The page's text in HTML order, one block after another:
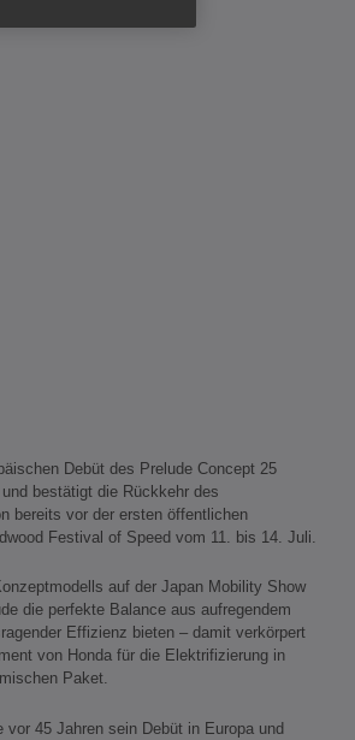
Debüt des Prelude Concept 25
bestätigt die Rückkehr des
bereits vor der ersten öffentlichen
Festival of Speed vom 11. bis 14. Juli.
auf der Japan Mobility Show
die perfekte Balance aus aufregendem
Effizienz bieten – damit verkörpert
von Honda für die Elektrifizierung in
Paket.
vor 45 Jahren sein Debüt in Europa und